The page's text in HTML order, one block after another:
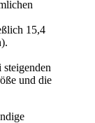
15,4
und die